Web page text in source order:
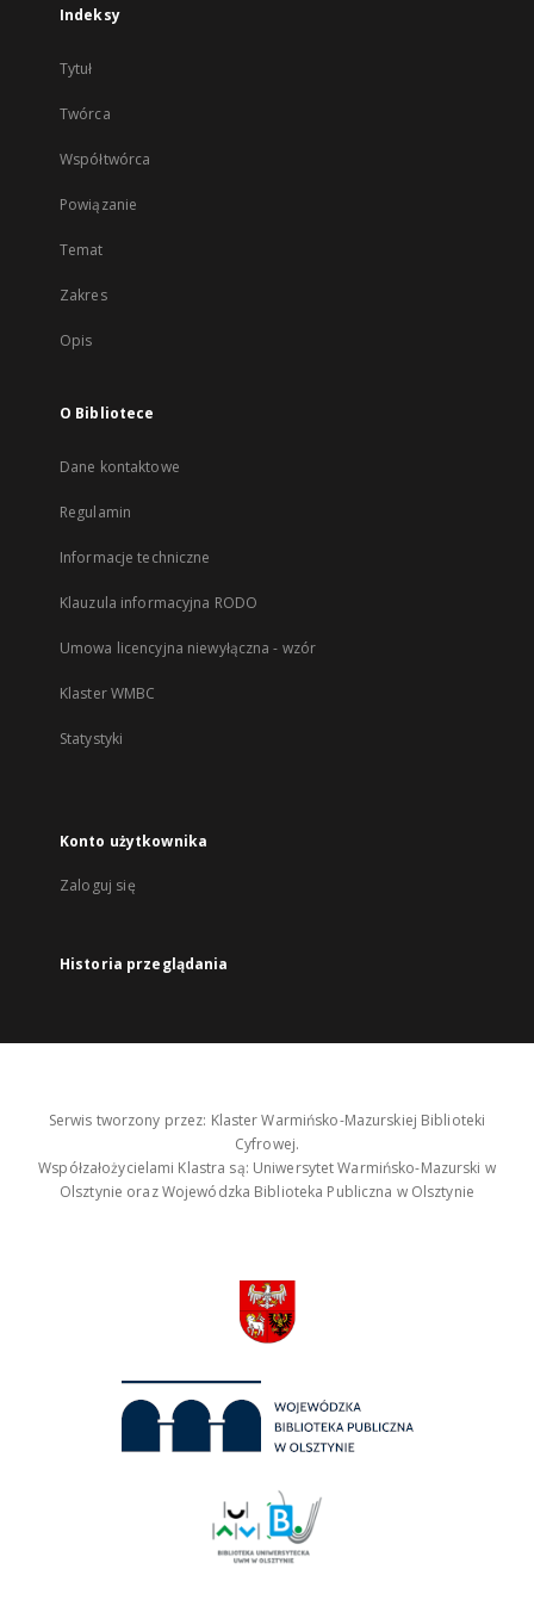
Indeksy
Tytuł
Twórca
Współtwórca
Powiązanie
Temat
Zakres
Opis
O Bibliotece
Dane kontaktowe
Regulamin
Informacje techniczne
Klauzula informacyjna RODO
Umowa licencyjna niewyłączna - wzór
Klaster WMBC
Statystyki
Konto użytkownika
Zaloguj się
Historia przeglądania
Serwis tworzony przez: Klaster Warmińsko-Mazurskiej Biblioteki
Cyfrowej.
Współzałożycielami Klastra są: Uniwersytet Warmińsko-Mazurski w
Olsztynie oraz Wojewódzka Biblioteka Publiczna w Olsztynie